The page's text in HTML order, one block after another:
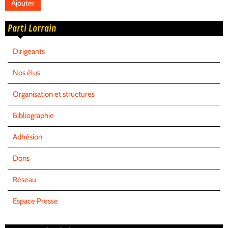
Parti Lorrain
Dirigeants
Nos élus
Organisation et structures
Bibliographie
Adhésion
Dons
Réseau
Espace Presse